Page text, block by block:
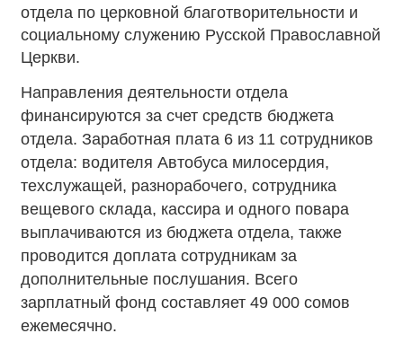
отдела по церковной благотворительности и
социальному служению Русской Православной
Церкви.
Направления деятельности отдела
финансируются за счет средств бюджета
отдела. Заработная плата 6 из 11 сотрудников
отдела: водителя Автобуса милосердия,
техслужащей, разнорабочего, сотрудника
вещевого склада, кассира и одного повара
выплачиваются из бюджета отдела, также
проводится доплата сотрудникам за
дополнительные послушания. Всего
зарплатный фонд составляет 49 000 сомов
ежемесячно.